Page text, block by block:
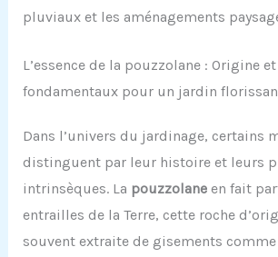
pluviaux et les aménagements
L’essence de la pouzzolane : Origine
fondamentaux pour un jardin
Dans l’univers du jardinage, certains
distinguent par leur histoire et leurs
intrinsèques. La pouzzolaneen fait
entrailles de la Terre, cette roche
souvent extraite de gisements comme